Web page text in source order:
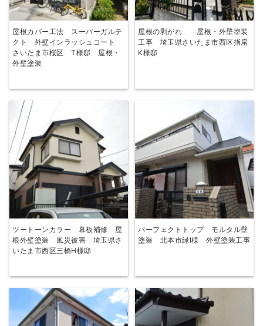
屋根カバー工法 スーパーガルテ
クト 外壁インラッシュコート
さいたま市桜区 T様邸 屋根・
外壁塗装
屋根の剥がれ 屋根・外壁塗装
工事 埼玉県さいたま市西区指扇
K様邸
ツートーンカラー 幕板補修 屋
根外壁塗装 風災被害 埼玉県さ
いたま市西区三橋H様邸
パーフェクトトップ モルタル壁
塗装 北本市緑I様 外壁塗装工事